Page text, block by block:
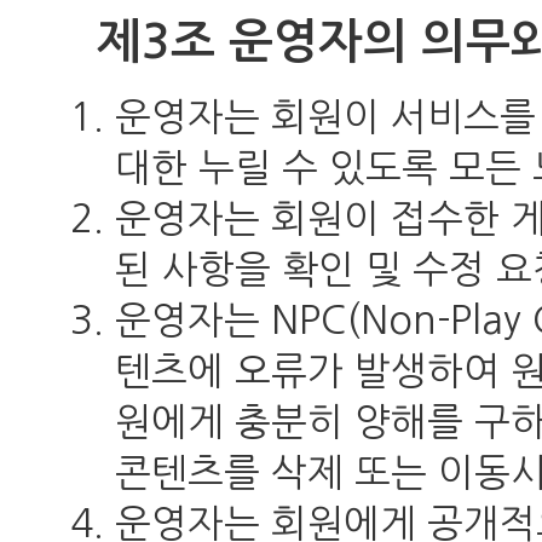
제3조 운영자의 의무
운영자는 회원이 서비스
대한 누릴 수 있도록 모든
운영자는 회원이 접수한
된 사항을 확인 및 수정
운영자는 NPC(Non-Play
텐츠에 오류가 발생하여
원에게 충분히 양해를 구
콘텐츠를 삭제 또는 이동
운영자는 회원에게 공개